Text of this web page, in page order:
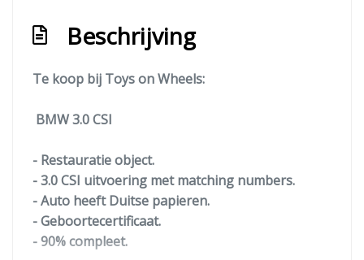
Beschrijving
Te koop bij Toys on Wheels:
BMW 3.0 CSI
- Restauratie object.
- 3.0 CSI uitvoering met matching numbers.
- Auto heeft Duitse papieren.
- Geboortecertificaat.
- 90% compleet.